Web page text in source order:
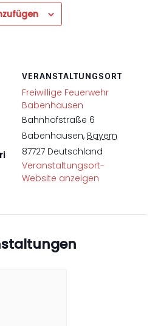
VERANSTALTUNGSORT
Freiwillige Feuerwehr
Babenhausen
Bahnhofstraße 6
Babenhausen, Bayern
87727 Deutschland
Veranstaltungsort-
Website anzeigen